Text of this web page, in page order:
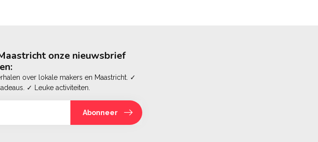
onze nieuwsbrief
over lokale makers en Maastricht. ✓
✓ Leuke activiteiten.
Abonneer